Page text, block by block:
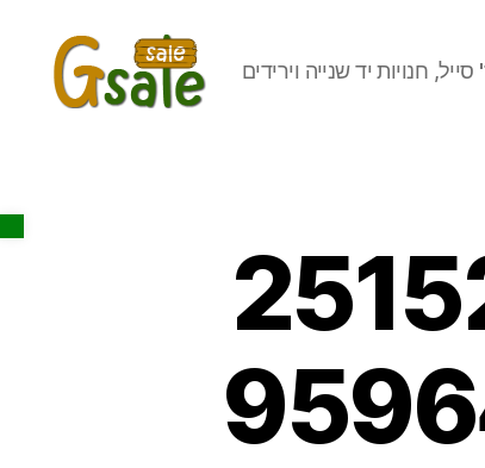
Open toolbar
סייל, חנויות יד שנייה וירידים